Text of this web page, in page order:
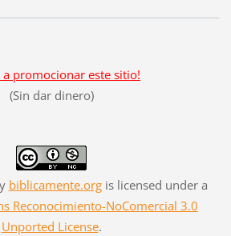
a promocionar este sitio!
(Sin dar dinero)
biblicamente.orgis licensed under a
Reconocimiento-NoComercial 3.0
Unported License.